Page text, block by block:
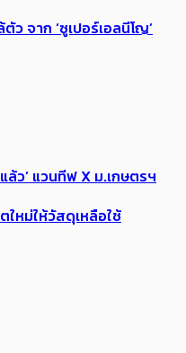
ว จาก ‘ซูเปอร์เอลนีโญ’
ล้ว’ แวนทีฟ X ม.เกษตรฯ
หม่ให้วัสดุเหลือใช้